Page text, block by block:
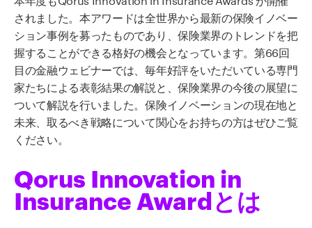
されました。本アワードは全世界から最新の保険イノベー
ション事例を募ったものであり、保険業界のトレンドを把
握することができる格好の機会となっています。第66回
目の金融ウェビナーでは、毎年好評をいただいている専門
家たちによる表彰結果の解説と、保険業界の今後の展望に
ついて解説を行いました。保険イノベーションの現在地と
未来、取るべき戦略について関心をお持ちの方はぜひご覧
ください。
Qorus Innovation in
Insurance Awardとは